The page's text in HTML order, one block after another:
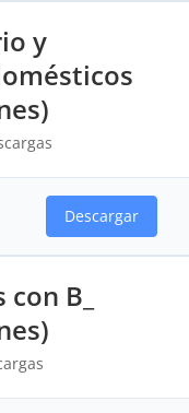
y
Descargar
B_